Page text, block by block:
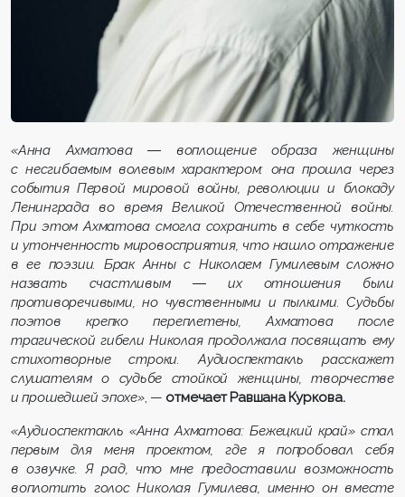
«Анна Ахматова ― воплощение образа женщины
с несгибаемым волевым характером: она прошла через
события Первой мировой войны, революции и блокаду
Ленинграда во время Великой Отечественной войны.
При этом Ахматова смогла сохранить в себе чуткость
и утонченность мировосприятия, что нашло отражение
в ее поэзии. Брак Анны с Николаем Гумилевым сложно
назвать счастливым ― их отношения были
противоречивыми, но чувственными и пылкими. Судьбы
поэтов крепко переплетены, Ахматова после
трагической гибели Николая продолжала посвящать ему
стихотворные строки. Аудиоспектакль расскажет
слушателям о судьбе стойкой женщины, творчестве
и прошедшей эпохе», — отмечает Равшана Куркова.
«Аудиоспектакль «Анна Ахматова: Бежецкий край» стал
первым для меня проектом, где я попробовал себя
в озвучке. Я рад, что мне предоставили возможность
воплотить голос Николая Гумилева, именно он вместе